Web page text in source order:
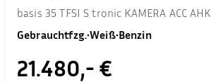
basis 35 TFSI S tronic KAMERA ACC AHK
Gebrauchtfzg.•Weiß•Benzin
21.480,- €